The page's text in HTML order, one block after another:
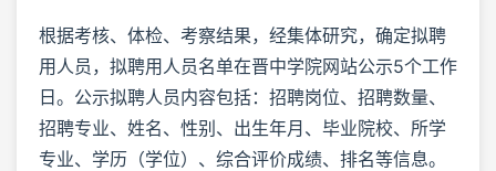
根据考核、体检、考察结果，经集体研究，确定拟聘
用人员，拟聘用人员名单在晋中学院网站公示5个工作
日。公示拟聘人员内容包括：招聘岗位、招聘数量、
招聘专业、姓名、性别、出生年月、毕业院校、所学
专业、学历（学位）、综合评价成绩、排名等信息。